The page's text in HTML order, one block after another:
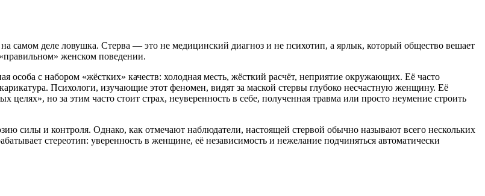
деле ловушка. Стерва — это не медицинский диагноз и не психотип, а ярлык, который общество вешает
женском поведении.
особа с набором «жёстких» качеств: холодная месть, жёсткий расчёт, неприятие окружающих. Её часто
Психологи, изучающие этот феномен, видят за маской стервы глубоко несчастную женщину. Её
целях», но за этим часто стоит страх, неуверенность в себе, полученная травма или просто неумение строить
силы и контроля. Однако, как отмечают наблюдатели, настоящей стервой обычно называют всего нескольких
стереотип: уверенность в женщине, её независимость и нежелание подчиняться автоматически